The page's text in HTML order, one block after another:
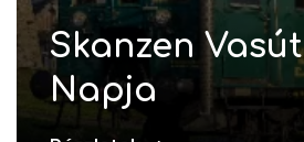
Skanzen Vasút
Napja